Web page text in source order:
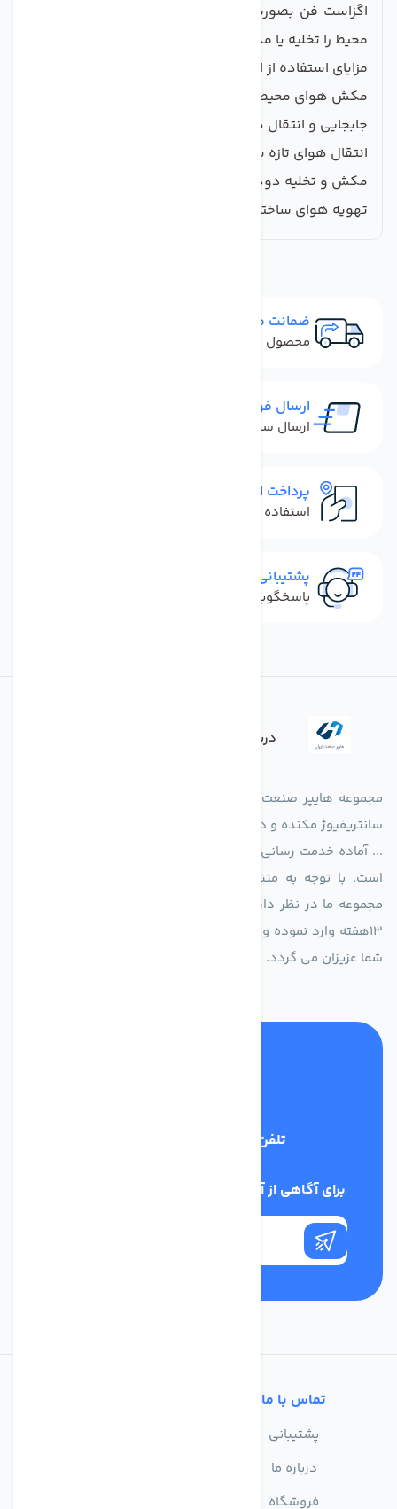
اگزاست فن بصورت یک طرفه و دو طرفه می‌تواند هوای
محیط را تخلیه یا مکش نماید.
مزایای استفاده از اگزاست فن
مکش هوای محیط
جابجایی و انتقال هوا
انتقال هوای تازه به محیط
مکش و تخلیه دود پارکینگ، کانال
تهویه هوای ساختمان های مسکونی
ضمانت مرجوعی
محصول نباید آسیب دیده باشد
ارسال فوری
ارسال سفارش در کمترین زمان ممکن
پرداخت امن
استفاده از روش‌های پرداخت امن
پشتیبانی سریع
پاسخگویی سریع به تماس‌ها و پیام‌ها
درباره فروشگاه
مجموعه هایپر صنعت ایران در امر تولید و واردات انواع فن های
سانتریفیوژ مکنده و دمنده آکسیال، سقفی، بین کانالی، مرغداری و
... آماده خدمت رسانی به شرکت های تولیدی، صنعتی و ساختمانی
است. با توجه به متنوع بودن فن های تولیدی کمپانی اروپایی
مجموعه ما در نظر دارد کالاهای تخصصی شما عزیزان رو در صرف
13هفته وارد نموده و این عمر باعث صرفه جویی در هزینه و زمان
شما عزیزان می گردد.
تلفن پشتیبانی
برای آگاهی از آخرین اخبار در خبرنامه ما عضو شوید
تماس با ما
پشتیبانی
درباره ما
فروشگاه